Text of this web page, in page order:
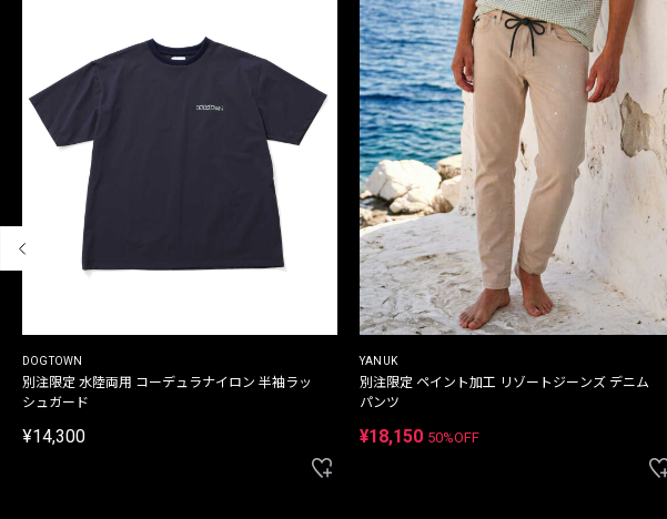
DOGTOWN
別注限定 水陸両用 コーデュラナイロン 半袖ラッ
シュガード
¥14,300
YANUK
別注限定 ペイント加工 リゾートジーンズ デニム
パンツ
¥18,150 50%OFF